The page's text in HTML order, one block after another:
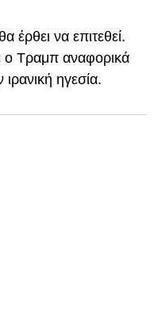
έρθει να επιτεθεί.
ο Τραμπ αναφορικά
ηγεσία.